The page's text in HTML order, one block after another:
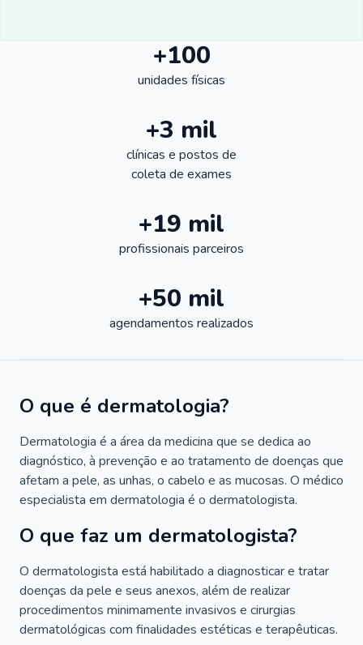
+100
unidades físicas
+3 mil
clínicas e postos de
coleta de exames
+19 mil
profissionais parceiros
+50 mil
agendamentos realizados
O que é dermatologia?
Dermatologia é a área da medicina que se dedica ao
diagnóstico, à prevenção e ao tratamento de doenças que
afetam a pele, as unhas, o cabelo e as mucosas. O médico
especialista em dermatologia é o dermatologista.
O que faz um dermatologista?
O dermatologista está habilitado a diagnosticar e tratar
doenças da pele e seus anexos, além de realizar
procedimentos minimamente invasivos e cirurgias
dermatológicas com finalidades estéticas e terapêuticas.